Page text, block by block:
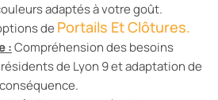
adaptés à votre goût.
de Portails Et Clôtures.
:Compréhension des besoins
de Lyon 9 et adaptation de